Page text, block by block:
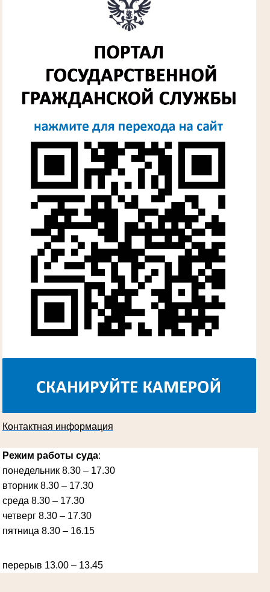
Алферьев Сергей Григорьевич
Участник Великой Отечественной войны
Председатель Губкинского городского
Лыкова Анна Захаровна
Участник Великой Отечественной войны
Судья Губкинского городского народного
суда
в период с 1960 по 1980 гг.
Участник Великой Отечественной войны
Председатель Губкинского районного
народного суда
в период с 1965 по 1984 гг.
Контактная информация
Режим работы суда:
понедельник 8.30 – 17.30
вторник 8.30 – 17.30
среда 8.30 – 17.30
четверг 8.30 – 17.30
пятница 8.30 – 16.15
перерыв 13.00 – 13.45